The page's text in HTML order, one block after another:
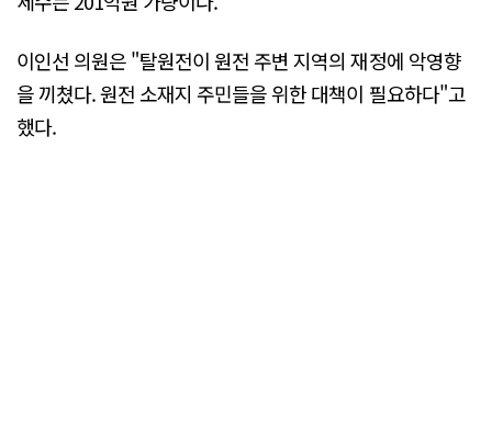
이인선 의원은 "탈원전이 원전 주변 지역의 재정에 악영향
을 끼쳤다. 원전 소재지 주민들을 위한 대책이 필요하다"고
했다.